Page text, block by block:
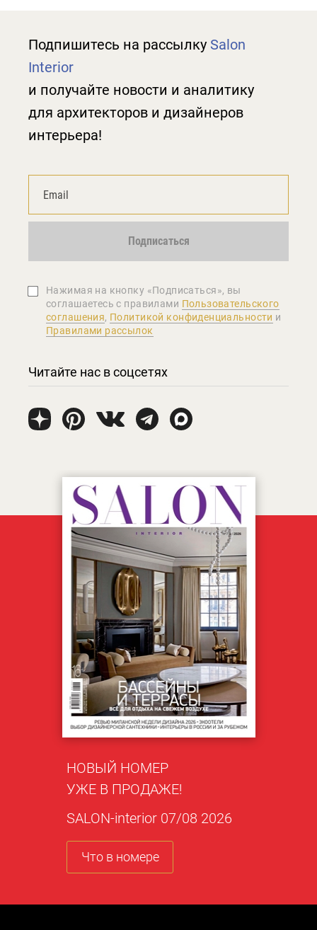
Подпишитесь на рассылку Salon
Interior
и получайте новости и аналитику
для архитекторов и дизайнеров
интерьера!
Подписаться
Нажимая на кнопку «Подписаться», вы
соглашаетеcь с правилами Пользовательского
соглашения, Политикой конфиденциальности и
Правилами рассылок
Читайте нас в соцсетях
НОВЫЙ НОМЕР
УЖЕ В ПРОДАЖЕ!
SALON-interior 07/08 2026
Что в номере